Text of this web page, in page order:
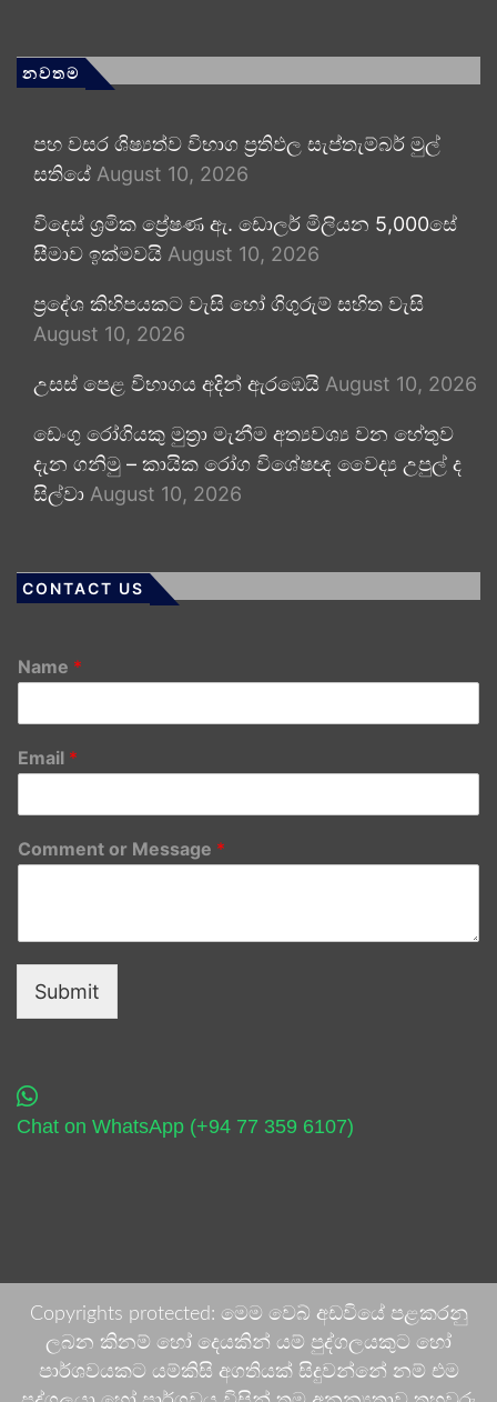
නවතම
පහ වසර ශිෂ්‍යත්ව විභාග ප්‍රතිඵල සැප්තැම්බර් මුල්
සතියේ August 10, 2026
විදෙස් ශ්‍රමික ප්‍රේෂණ ඇ. ඩොලර් මිලියන 5,000සේ
සීමාව ඉක්මවයි August 10, 2026
ප්‍රදේශ කිහිපයකට වැසි හෝ ගිගුරුම් සහිත වැසි
August 10, 2026
උසස් පෙළ විභාගය අදින් ඇරඹෙයි August 10, 2026
ඩෙංගු රෝගියකු ⁣මුත්‍රා මැනීම අත්‍යවශ්‍ය වන හේතුව
දැන ගනිමු – කායික රෝග විශේෂඥ වෛද්‍ය උපුල් ද
සිල්වා August 10, 2026
CONTACT US
Name *
Email *
Comment or Message *
Submit
Chat on WhatsApp (+94 77 359 6107)
Copyrights protected: මෙම වෙබ් අඩවියේ පළකරනු
ලබන කිනම් හෝ දෙයකින් යම් පුද්ගලයකුට හෝ
පාර්ශවයකට යම්කිසි අගතියක් සිදුවන්නේ නම් එම